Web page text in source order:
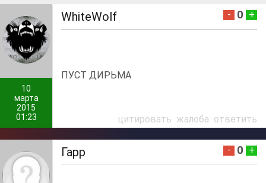
10
марта
2015
01:23
WhiteWolf - 0 +
ПУСТ ДИРЬМА
цитировать жалоба ответить
Гарр - 0 +